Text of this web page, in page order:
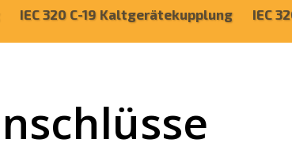
IEC 320 C-19 Kaltgerätekupplung IEC